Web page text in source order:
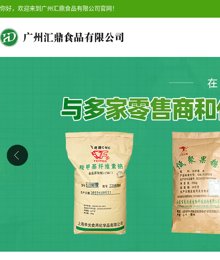
你好，欢迎来到广州汇鼎食品有限公司官网！